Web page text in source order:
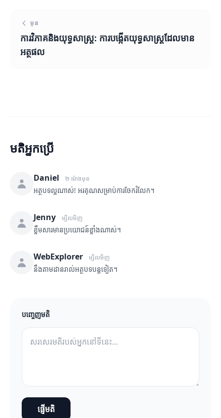
មុន
ការវិភាគនិងយុទ្ធសាស្ត្រ: ការបង្កើតយុទ្ធសាស្ត្រដែលមាន
អត្ថផល
មតិអ្នកប្រើ
Daniel ២ ម៉ោងមុន
អត្ថបទល្អណាស់! អរគុណសម្រាប់ការចែករំលែក។
Jenny ម្សិលមិញ
ខ្លឹមសារមានប្រយោជន៍ខ្លាំងណាស់។
WebExplorer ម្សិលមិញ
នឹងតាមដានរាល់អត្ថបទបន្តទៀត។
បញ្ចេញមតិ
ផ្ញើមតិ